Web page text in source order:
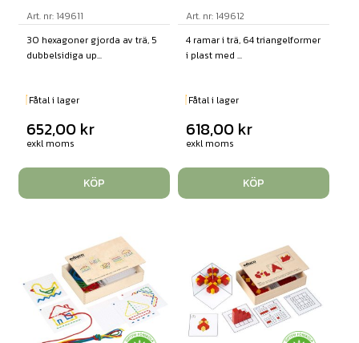
Art. nr: 149611
30 hexagoner gjorda av trä, 5
dubbelsidiga up...
Fåtal i lager
652,00 kr
exkl moms
KÖP
Art. nr: 149612
4 ramar i trä, 64 triangelformer
i plast med ...
Fåtal i lager
618,00 kr
exkl moms
KÖP